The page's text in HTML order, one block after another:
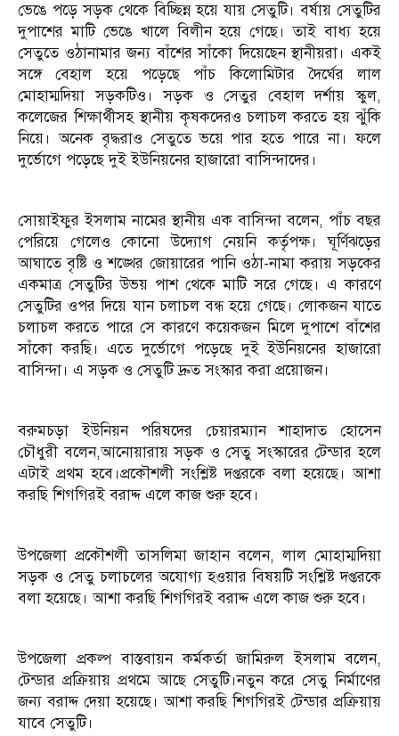
ভেঙে পড়ে সড়ক থেকে বিচ্ছিন্ন হয়ে যায় সেতুটি। বর্ষায় সেতুটির
দুপাশের মাটি ভেঙে খালে বিলীন হয়ে গেছে। তাই বাধ্য হয়ে
সেতুতে ওঠানামার জন্য বাঁশের সাঁকো দিয়েছেন স্থানীয়রা। একই
সঙ্গে বেহাল হয়ে পড়েছে পাঁচ কিলোমিটার দৈর্ঘের লাল
মোহাম্মদিয়া সড়কটিও। সড়ক ও সেতুর বেহাল দর্শায় স্কুল,
কলেজের শিক্ষার্থীসহ স্থানীয় কৃষকদেরও চলাচল করতে হয় ঝুঁকি
নিয়ে। অনেক বৃদ্ধরাও সেতুতে ভয়ে পার হতে পারে না। ফলে
দুর্ভোগে পড়েছে দুই ইউনিয়নের হাজারো বাসিন্দাদের।
সোয়াইফুর ইসলাম নামের স্থানীয় এক বাসিন্দা বলেন, পাঁচ বছর
পেরিয়ে গেলেও কোনো উদ্যোগ নেয়নি কর্তৃপক্ষ। ঘূর্ণিঝড়ের
আঘাতে বৃষ্টি ও শঙ্খের জোয়ারের পানি ওঠা-নামা করায় সড়কের
একমাত্র সেতুটির উভয় পাশ থেকে মাটি সরে গেছে। এ কারণে
সেতুটির ওপর দিয়ে যান চলাচল বন্ধ হয়ে গেছে। লোকজন যাতে
চলাচল করতে পারে সে কারণে কয়েকজন মিলে দুপাশে বাঁশের
সাঁকো করছি। এতে দুর্ভোগে পড়েছে দুই ইউনিয়নের হাজারো
বাসিন্দা। এ সড়ক ও সেতুটি দ্রুত সংস্কার করা প্রয়োজন।
বরুমচড়া ইউনিয়ন পরিষদের চেয়ারম্যান শাহাদাত হোসেন
চৌধুরী বলেন,আনোয়ারায় সড়ক ও সেতু সংস্কারের টেন্ডার হলে
এটাই প্রথম হবে।প্রকৌশলী সংশ্লিষ্ট দপ্তরকে বলা হয়েছে। আশা
করছি শিগগিরই বরাদ্দ এলে কাজ শুরু হবে।
উপজেলা প্রকৌশলী তাসলিমা জাহান বলেন, লাল মোহাম্মদিয়া
সড়ক ও সেতু চলাচলের অযোগ্য হওয়ার বিষয়টি সংশ্লিষ্ট দপ্তরকে
বলা হয়েছে। আশা করছি শিগগিরই বরাদ্দ এলে কাজ শুরু হবে।
উপজেলা প্রকল্প বাস্তবায়ন কর্মকর্তা জামিরুল ইসলাম বলেন,
টেন্ডার প্রক্রিয়ায় প্রথমে আছে সেতুটি।নতুন করে সেতু নির্মাণের
জন্য বরাদ্দ দেয়া হয়েছে। আশা করছি শিগগিরই টেন্ডার প্রক্রিয়ায়
যাবে সেতুটি।